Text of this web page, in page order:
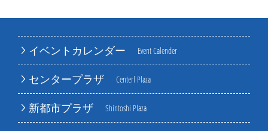
イベントカレンダー Event Calender
センタープラザ Centerl Plaza
新都市プラザ Shintoshi Plaza